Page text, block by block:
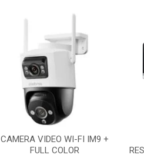
CAMERA VIDEO WI-FI IM9 +
FULL COLOR